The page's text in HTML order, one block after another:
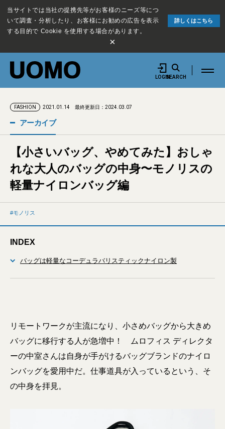
当サイトでは当社の提携先等がお客様のニーズ等につ
いて調査・分析したり、お客様にお勧めの広告を表示
する目的で Cookie を使用する場合があります。
詳しくはこちら
×
LOGINSEARCH
FASHION 2021.01.14 最終更新日：2024.03.07
アーカイブ
【小さいバッグ、やめてみた】おしゃ
れな大人のバッグの中身〜モノリスの
軽量ナイロンバッグ編
モノリス
INDEX
バッグは軽量なコーデュラバリスティックナイロン製
リモートワークが主流になり、小さめバッグから大きめ
バッグに移行する人が急増中！ ムロフィス ディレクタ
ーの中室さんは自身が手がけるバッグブランドのナイロ
ンバッグを愛用中だ。仕事道具が入っているという、そ
の中身を拝見。